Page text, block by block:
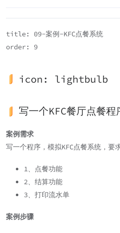
title: 09-案例-KFC点餐系统
order: 9
icon: lightbulb
写一个KFC餐厅点餐程
案例需求
写一个程序，模拟KFC点餐系统，要
1、点餐功能
2、结算功能
3、打印流水单
案例步骤